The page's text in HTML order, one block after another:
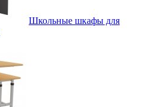
Школьные шкафы для